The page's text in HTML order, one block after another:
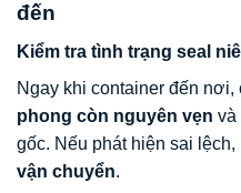
đến
Kiểm tra tình trạng seal
Ngay khi container đến nơi,
phong còn nguyên vẹn và
gốc. Nếu phát hiện sai lệch,
vận chuyển.